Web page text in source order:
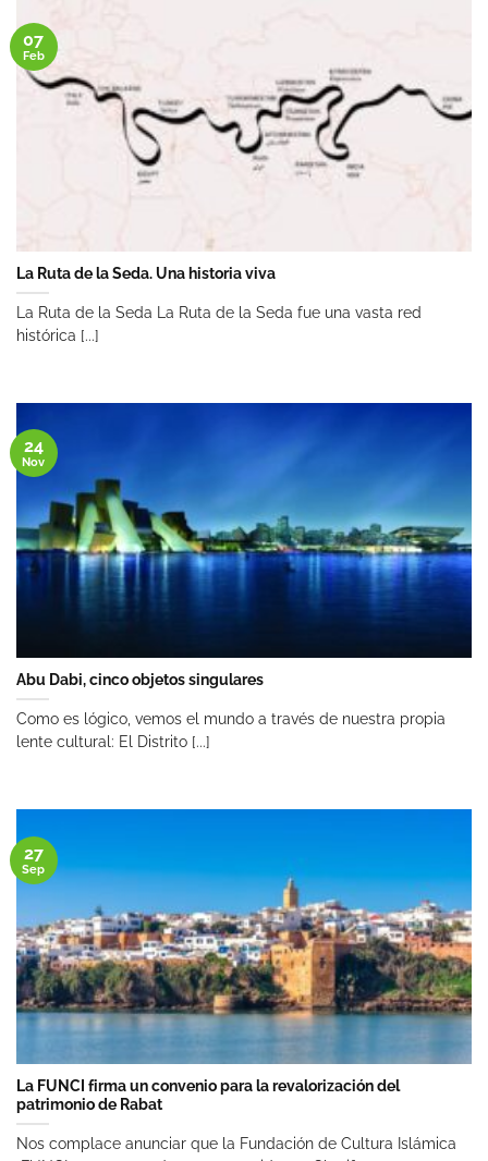
La Ruta de la Seda. Una historia viva
La Ruta de la Seda La Ruta de la Seda fue una vasta red
histórica [...]
07
Feb
Abu Dabi, cinco objetos singulares
Como es lógico, vemos el mundo a través de nuestra propia
lente cultural: El Distrito [...]
24
Nov
La FUNCI firma un convenio para la revalorización del
patrimonio de Rabat
Nos complace anunciar que la Fundación de Cultura Islámica
27
Sep